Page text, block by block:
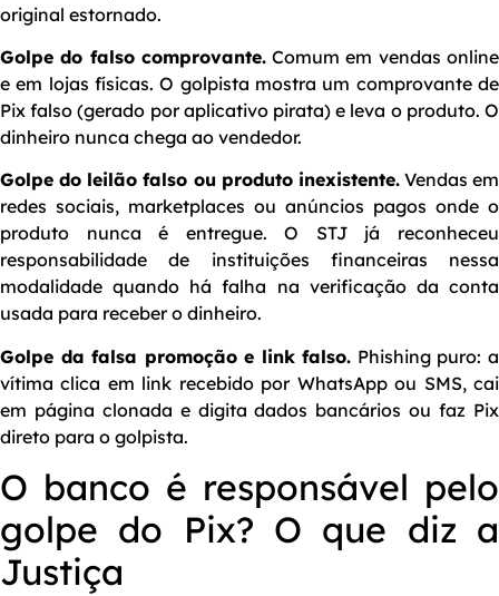
original estornado.
Golpe do falso comprovante.Comum em vendas online
e em lojas físicas. O golpista mostra um comprovante de
Pix falso (gerado por aplicativo pirata) e leva o produto. O
dinheiro nunca chega ao vendedor.
Golpe do leilão falso ou produto inexistente.Vendas em
redes sociais, marketplaces ou anúncios pagos onde o
produto nunca é entregue. O STJ já reconheceu
responsabilidade de instituições financeiras nessa
modalidade quando há falha na verificação da conta
usada para receber o dinheiro.
Golpe da falsa promoção e link falso. Phishing puro: a
vítima clica em link recebido por WhatsApp ou SMS, cai
em página clonada e digita dados bancários ou faz Pix
direto para o golpista.
O banco é responsável pelo
golpe do Pix? O que diz a
Justiça